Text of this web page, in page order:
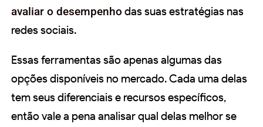
avaliar o desempenho das suas estratégias nas
redes sociais.
Essas ferramentas são apenas algumas das
opções disponíveis no mercado. Cada uma delas
tem seus diferenciais e recursos específicos,
então vale a pena analisar qual delas melhor se